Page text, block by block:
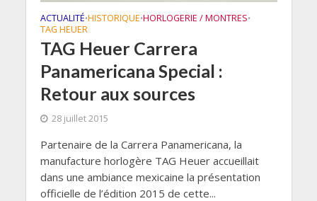
ACTUALITÉ•HISTORIQUE•HORLOGERIE / MONTRES•
TAG HEUER
TAG Heuer Carrera
Panamericana Special :
Retour aux sources
28 juillet 2015
Partenaire de la Carrera Panamericana, la
manufacture horlogère TAG Heuer accueillait
dans une ambiance mexicaine la présentation
officielle de l’édition 2015 de cette...